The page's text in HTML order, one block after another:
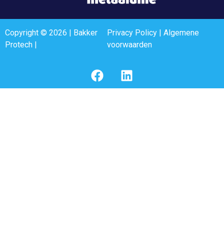
Copyright © 2026 | Bakker
Protech |
Privacy Policy| Algemene
voorwaarden